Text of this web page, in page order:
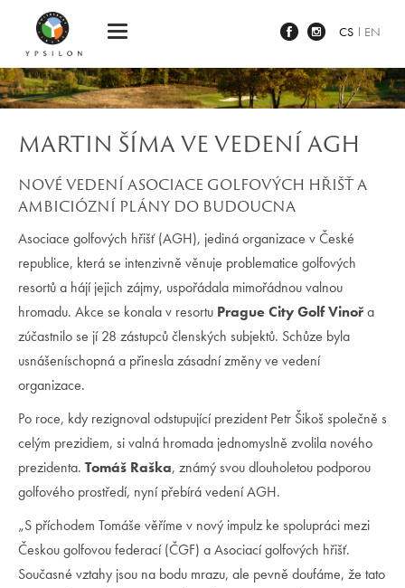
CS EN
MARTIN ŠÍMA VE VEDENÍ AGH
NOVÉ VEDENÍ ASOCIACE GOLFOVÝCH HŘIŠŤ A
AMBICIÓZNÍ PLÁNY DO BUDOUCNA
Asociace golfových hřišť (AGH), jediná organizace v České
republice, která se intenzivně věnuje problematice golfových
resortů a hájí jejich zájmy, uspořádala mimořádnou valnou
hromadu. Akce se konala v resortu Prague City Golf Vinořa
zúčastnilo se jí 28 zástupců členských subjektů. Schůze byla
usnášeníschopná a přinesla zásadní změny ve vedení
organizace.
Po roce, kdy rezignoval odstupující prezident Petr Šikoš společně s
celým prezidiem, si valná hromada jednomyslně zvolila nového
prezidenta. Tomáš Raška, známý svou dlouholetou podporou
golfového prostředí, nyní přebírá vedení AGH.
„S příchodem Tomáše věříme v nový impulz ke spolupráci mezi
Českou golfovou federací (ČGF) a Asociací golfových hřišť.
Současné vztahy jsou na bodu mrazu, ale pevně doufáme, že tato